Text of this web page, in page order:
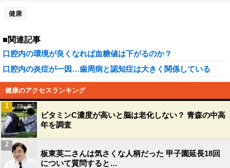
健康
■関連記事
口腔内の環境が良くなれば血糖値は下がるのか？
口腔内の炎症が一因…歯周病と認知症は大きく関係している
健康のアクセスランキング
ビタミンC濃度が高いと脳は老化しない？ 青森の中高
年を調査
1
板東英二さんは気さくな人柄だった 甲子園延長18回
について質問すると…
2